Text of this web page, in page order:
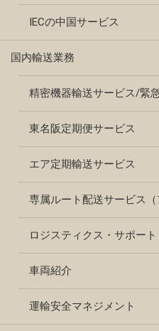
IECの中国サービス
国内輸送業務
精密機器輸送サービス/緊
東名阪定期便サービス
エア定期輸送サービス
専属ルート配送サービス（
ロジスティクス・サポート
車両紹介
運輸安全マネジメント